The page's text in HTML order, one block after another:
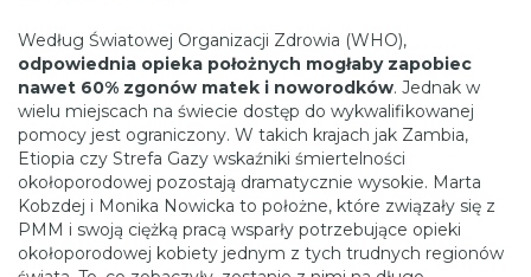
Według Światowej Organizacji Zdrowia (WHO),
odpowiednia opieka położnych mogłaby zapobiec
nawet 60% zgonów matek i noworodków. Jednak w
wielu miejscach na świecie dostęp do wykwalifikowanej
pomocy jest ograniczony. W takich krajach jak Zambia,
Etiopia czy Strefa Gazy wskaźniki śmiertelności
okołoporodowej pozostają dramatycznie wysokie. Marta
Kobzdej i Monika Nowicka to położne, które związały się z
PMM i swoją ciężką pracą wsparły potrzebujące opieki
okołoporodowej kobiety jednym z tych trudnych regionów